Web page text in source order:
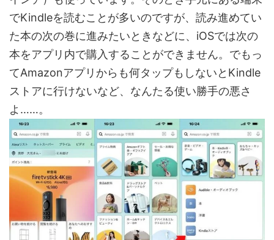
でKindleを読むことが多いのですが、読み進めてい
た本の次の巻に進みたいときなどに、iOSでは次の
本をアプリ内で購入することができません。でもっ
てAmazonアプリからも何タップもしないとKindle
ストアに行けないなど、なんたる使い勝手の悪さ
よ……。